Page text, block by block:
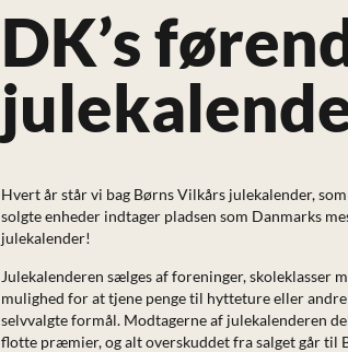
DK’s
Hvert år står vi bag Børns Vilkårs julekalender,
solgte enheder indtager pladsen som Danmarks
julekalender!
Julekalenderen sælges af foreninger, skoleklasser
mulighed for at tjene penge til hytteture eller
selvvalgte formål. Modtagerne af julekalenderen
flotte præmier, og alt overskuddet fra salget går til